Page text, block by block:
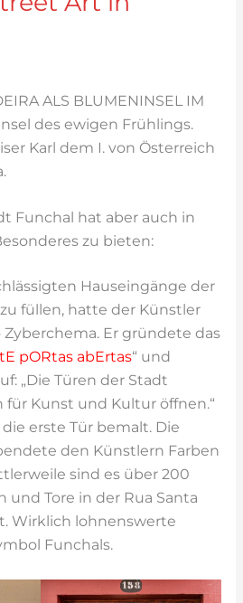
ALS BLUMENINSEL IM
des ewigen Frühlings.
Karl dem I. von Österreich
Funchal hat aber auch in
zu bieten:
Hauseingänge der
füllen, hatte der Künstler
Zyberchema. Er gründete das
pORtas abErtas“ und
„Die Türen der Stadt
für Kunst und Kultur öffnen.“
erste Tür bemalt. Die
den Künstlern Farben
sind es über 200
und Tore in der Rua Santa
Wirklich lohnenswerte
Funchals.